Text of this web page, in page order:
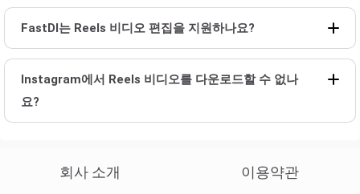
FastDl는 Reels 비디오 편집을 지원하나요?
Instagram에서 Reels 비디오를 다운로드할 수 없나
요?
회사 소개 이용약관